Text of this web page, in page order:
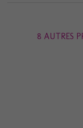
8 AUTRES